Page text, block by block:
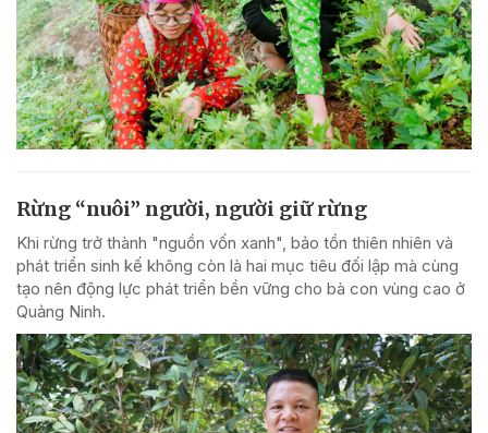
Rừng “nuôi” người, người giữ rừng
Khi rừng trở thành "nguồn vốn xanh", bảo tồn thiên nhiên và
phát triển sinh kế không còn là hai mục tiêu đối lập mà cùng
tạo nên động lực phát triển bền vững cho bà con vùng cao ở
Quảng Ninh.